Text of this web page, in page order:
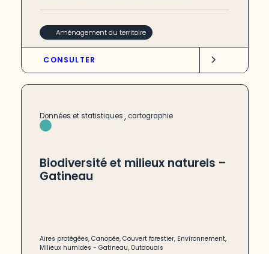
Aménagement du territoire
CONSULTER
Données et statistiques, cartographie
Biodiversité et milieux naturels –
Gatineau
Aires protégées,Canopée,Couvert forestier, Environnement,
Milieux humides -Gatineau,Outaouais